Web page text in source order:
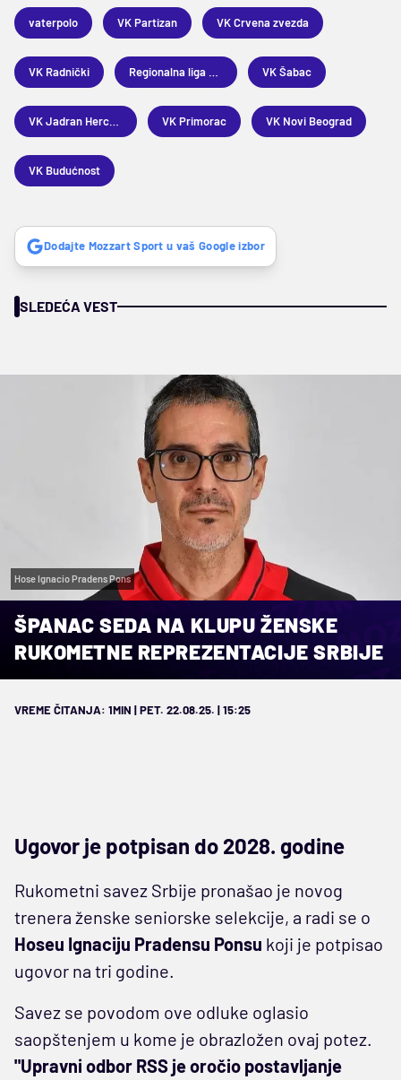
vaterpolo VK Partizan VK Crvena zvezda
VK Radnički VK Šabac
VK Primorac VK Novi Beograd
VK Budućnost
Dodajte Mozzart Sport u vaš Google izbor
SLEDEĆA VEST
Hose Ignacio Pradens Pons
ŠPANAC SEDA NA KLUPU ŽENSKE
RUKOMETNE REPREZENTACIJE SRBIJE
VREME ČITANJA: 1MIN | PET. 22.08.25. | 15:25
Ugovor je potpisan do 2028. godine
Rukometni savez Srbije pronašao je novog
trenera ženske seniorske selekcije, a radi se o
Hoseu Ignaciju Pradensu Ponsu koji je potpisao
ugovor na tri godine.
Savez se povodom ove odluke oglasio
saopštenjem u kome je obrazložen ovaj potez.
"Upravni odbor RSS je oročio postavljanje